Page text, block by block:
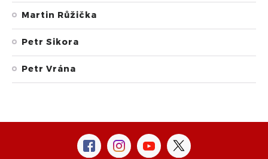
Martin Růžička
Petr Sikora
Petr Vrána